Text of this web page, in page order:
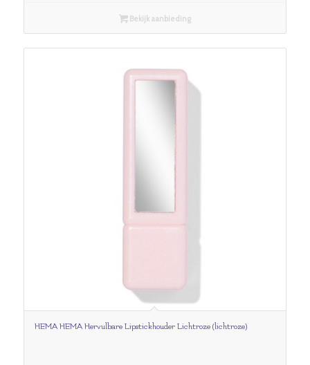
Bekijk aanbieding
HEMA HEMA Hervulbare Lipstickhouder Lichtroze (lichtroze)